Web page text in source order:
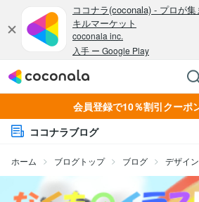
会員登録で10％割引クーポ
ココナラブログ
ホーム ブログトップ ブログ デザイ